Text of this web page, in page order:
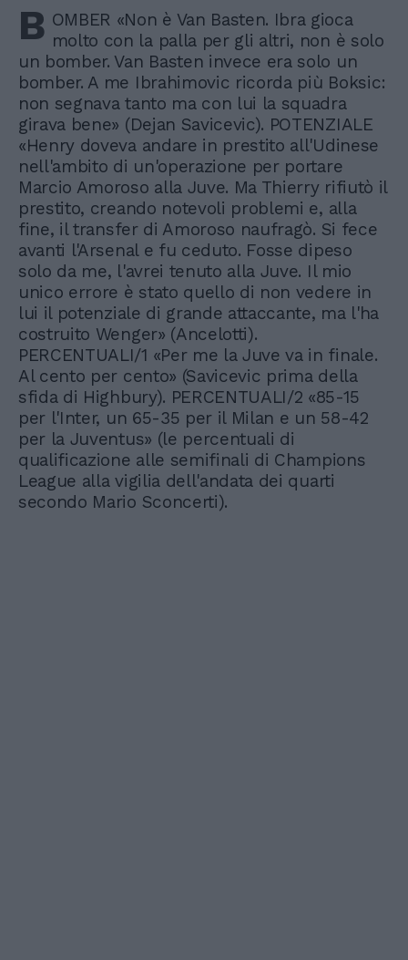
B OMBER «Non è Van Basten. Ibra gioca
molto con la palla per gli altri, non è solo
un bomber. Van Basten invece era solo un
bomber. A me Ibrahimovic ricorda più Boksic:
non segnava tanto ma con lui la squadra
girava bene» (Dejan Savicevic). POTENZIALE
«Henry doveva andare in prestito all'Udinese
nell'ambito di un'operazione per portare
Marcio Amoroso alla Juve. Ma Thierry rifiutò il
prestito, creando notevoli problemi e, alla
fine, il transfer di Amoroso naufragò. Si fece
avanti l'Arsenal e fu ceduto. Fosse dipeso
solo da me, l'avrei tenuto alla Juve. Il mio
unico errore è stato quello di non vedere in
lui il potenziale di grande attaccante, ma l'ha
costruito Wenger» (Ancelotti).
PERCENTUALI/1 «Per me la Juve va in finale.
Al cento per cento» (Savicevic prima della
sfida di Highbury). PERCENTUALI/2 «85-15
per l'Inter, un 65-35 per il Milan e un 58-42
per la Juventus» (le percentuali di
qualificazione alle semifinali di Champions
League alla vigilia dell'andata dei quarti
secondo Mario Sconcerti).